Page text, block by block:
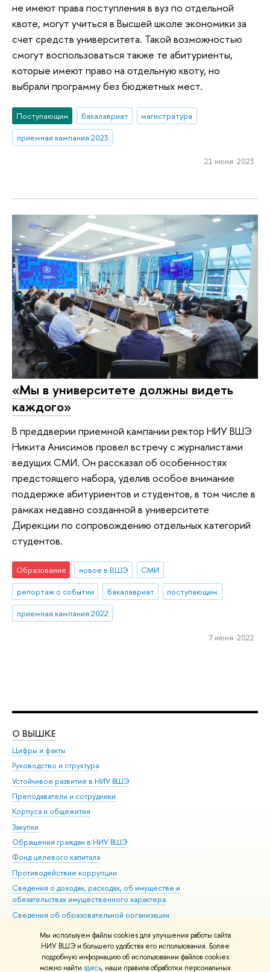
Мы используем файлы cookies для улучшения работы сайта
НИУ ВШЭ и большего удобства его использования. Более
подробную информацию об использовании файлов cookies
можно найти здесь, наши правила обработки персональных
не имеют права поступления в вуз по отдельной
квоте, могут учиться в Высшей школе экономики за
счет средств университета. Такой возможностью
смогут воспользоваться также те абитуриенты,
которые имеют право на отдельную квоту, но
выбрали программу без бюджетных мест.
Поступающим бакалавриат
магистратура
приемная кампания 2023
21 июня 2023
«Мы в университете должны видеть
каждого»
В преддверии приемной кампании ректор НИУ ВШЭ
Никита Анисимов провел встречу с журналистами
ведущих СМИ. Он рассказал об особенностях
предстоящего набора, уделив особое внимание
поддержке абитуриентов и студентов, в том числе в
рамках недавно созданной в университете
Дирекции по сопровождению отдельных категорий
студентов.
Образование новое в ВШЭ
СМИ
репортаж о событии
бакалавриат
поступающим
приемная кампания 2022
7 июня 2022
О ВЫШКЕ
Цифры и факты
Руководство и структура
Устойчивое развитие в НИУ ВШЭ
Преподаватели и сотрудники
Корпуса и общежития
Закупки
Обращения граждан в НИУ ВШЭ
Фонд целевого капитала
Противодействие коррупции
Сведения о доходах, расходах, об имуществе и
обязательствах имущественного характера
Сведения об образовательной организации
Людям с ограниченными возможностями здоровья
Единая платежная страница
Работа в Вышке